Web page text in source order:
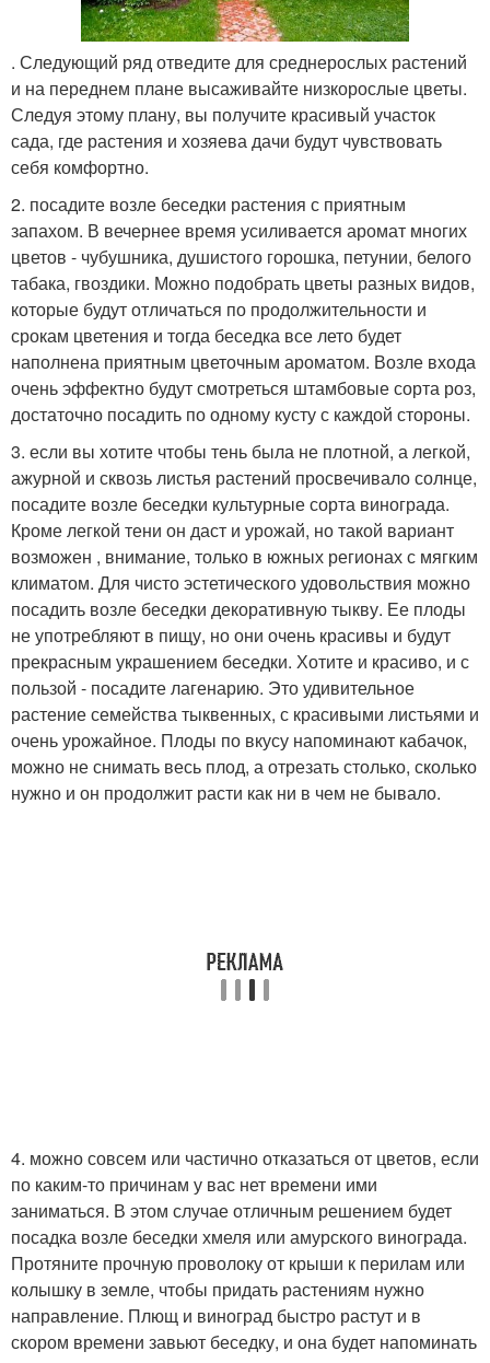
. Следующий ряд отведите для среднерослых растений
и на переднем плане высаживайте низкорослые цветы.
Следуя этому плану, вы получите красивый участок
сада, где растения и хозяева дачи будут чувствовать
себя комфортно.
2. посадите возле беседки растения с приятным
запахом. В вечернее время усиливается аромат многих
цветов - чубушника, душистого горошка, петунии, белого
табака, гвоздики. Можно подобрать цветы разных видов,
которые будут отличаться по продолжительности и
срокам цветения и тогда беседка все лето будет
наполнена приятным цветочным ароматом. Возле входа
очень эффектно будут смотреться штамбовые сорта роз,
достаточно посадить по одному кусту с каждой стороны.
3. если вы хотите чтобы тень была не плотной, а легкой,
ажурной и сквозь листья растений просвечивало солнце,
посадите возле беседки культурные сорта винограда.
Кроме легкой тени он даст и урожай, но такой вариант
возможен , внимание, только в южных регионах с мягким
климатом. Для чисто эстетического удовольствия можно
посадить возле беседки декоративную тыкву. Ее плоды
не употребляют в пищу, но они очень красивы и будут
прекрасным украшением беседки. Хотите и красиво, и с
пользой - посадите лагенарию. Это удивительное
растение семейства тыквенных, с красивыми листьями и
очень урожайное. Плоды по вкусу напоминают кабачок,
можно не снимать весь плод, а отрезать столько, сколько
нужно и он продолжит расти как ни в чем не бывало.
4. можно совсем или частично отказаться от цветов, если
по каким-то причинам у вас нет времени ими
заниматься. В этом случае отличным решением будет
посадка возле беседки хмеля или амурского винограда.
Протяните прочную проволоку от крыши к перилам или
колышку в земле, чтобы придать растениям нужно
направление. Плющ и виноград быстро растут и в
скором времени завьют беседку, и она будет напоминать